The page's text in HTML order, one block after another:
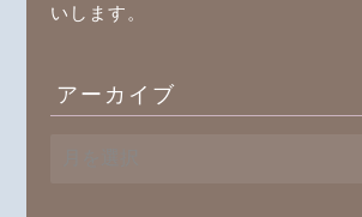
いします。
アーカイブ